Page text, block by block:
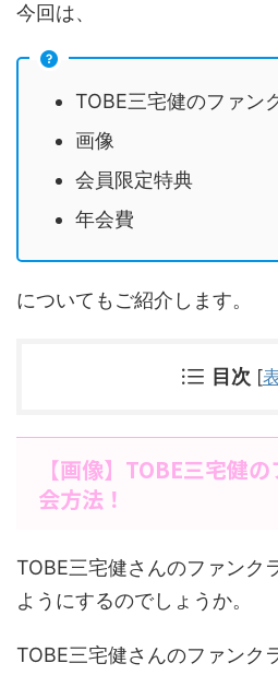
今回は、
TOBE三宅健のファン
画像
会員限定特典
年会費
についてもご紹介します。
目次 [
【画像】TOBE三宅健
会方法！
TOBE三宅健さんのファンク
ようにするのでしょうか。
TOBE三宅健さんのファンク